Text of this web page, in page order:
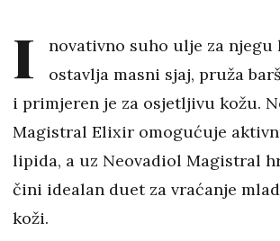
I
novativno suho ulje za njegu
ostavlja masni sjaj, pruža
i primjeren je za osjetljivu kožu.
Magistral Elixir omogućuje
lipida, a uz Neovadiol Magistral
čini idealan duet za vraćanje
koži.